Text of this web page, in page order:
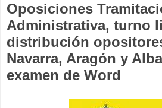
Oposiciones
Administrativa, turno
distribución
Navarra, Aragón y
examen de Word